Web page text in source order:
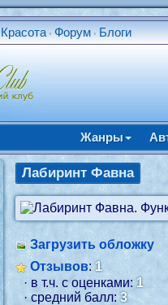
Красота •Форум • Блоги
Жанры
Лабиринт Фавна
Загрузить обложку
Отзывов:1
· в т.ч. с оценками:1
· средний балл:3